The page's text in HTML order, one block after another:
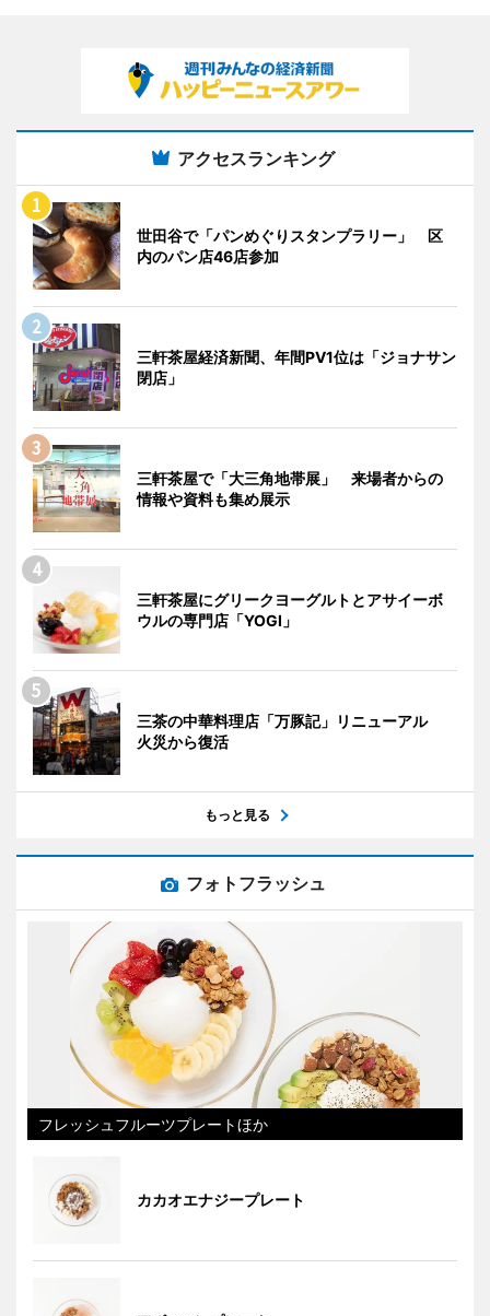
アクセスランキング
世田谷で「パンめぐりスタンプラリー」 区
内のパン店46店参加
三軒茶屋経済新聞、年間PV1位は「ジョナサン
閉店」
三軒茶屋で「大三角地帯展」 来場者からの
情報や資料も集め展示
三軒茶屋にグリークヨーグルトとアサイーボ
ウルの専門店「YOGI」
三茶の中華料理店「万豚記」リニューアル
火災から復活
もっと見る
フォトフラッシュ
フレッシュフルーツプレートほか
カカオエナジープレート